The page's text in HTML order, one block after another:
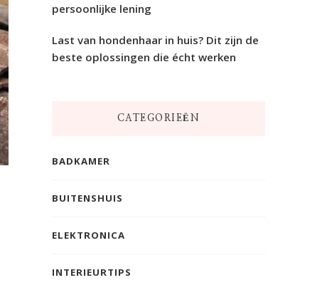
persoonlijke lening
Last van hondenhaar in huis? Dit zijn de
beste oplossingen die écht werken
CATEGORIEËN
BADKAMER
BUITENSHUIS
ELEKTRONICA
INTERIEURTIPS